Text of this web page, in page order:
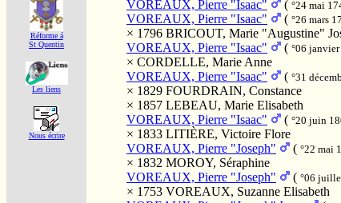
Réforme á
St Quentin
Les liens
Nous écrire
VOREAUX, Pierre "Isaac"
( °24 mai
VOREAUX, Pierre "Isaac"
( °26 mars
× 1796 BRICOUT, Marie "Augustine"
VOREAUX, Pierre "Isaac"
( °06 janvier
× CORDELLE, Marie Anne
VOREAUX, Pierre "Isaac"
( °31
× 1829 FOURDRAIN, Constance
× 1857 LEBEAU, Marie Elisabeth
VOREAUX, Pierre "Isaac"
( °20 juin
× 1833 LITIÈRE, Victoire Flore
VOREAUX, Pierre "Joseph"
( °22 mai
× 1832 MOROY, Séraphine
VOREAUX, Pierre "Joseph"
( °06
× 1753 VOREAUX, Suzanne Elisabeth